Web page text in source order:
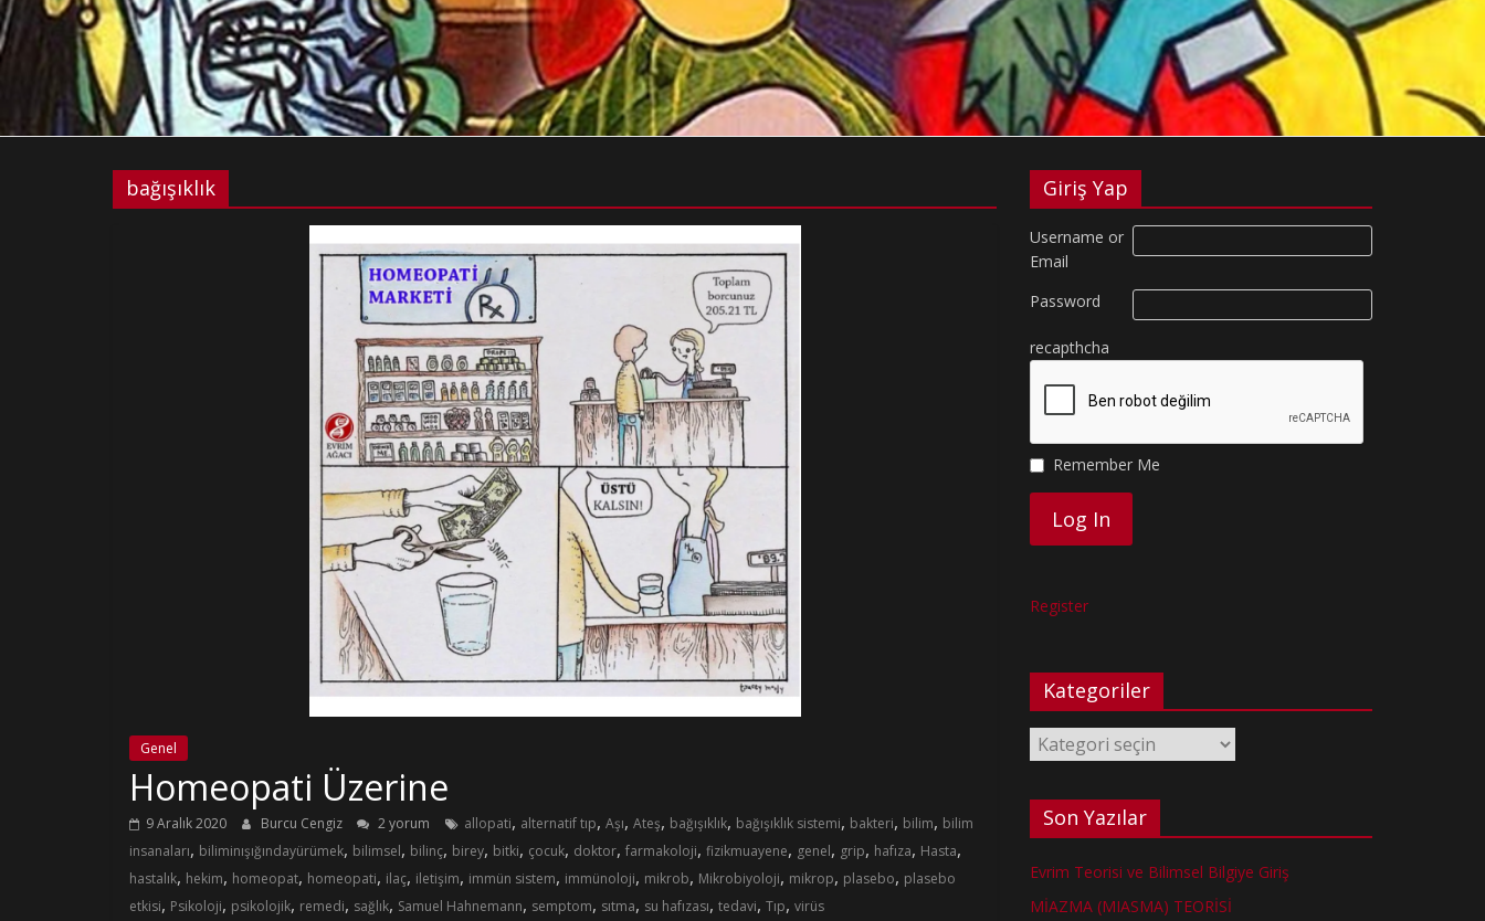
bağışıklık
Genel
Homeopati Üzerine
9 Aralık 2020 Burcu Cengiz 2 yorum allopati, alternatif tıp, Aşı, Ateş, bağışıklık, bağışıklık sistemi, bakteri, bilim, bilim
insanaları, biliminışığındayürümek, bilimsel, bilinç, birey, bitki, çocuk, doktor, farmakoloji, fizikmuayene, genel, grip, hafıza, Hasta,
hastalık, hekim, homeopat, homeopati, ilaç, iletişim, immün sistem, immünoloji, mikrob, Mikrobiyoloji, mikrop, plasebo, plasebo
etkisi, Psikoloji, psikolojik, remedi, sağlık, Samuel Hahnemann, semptom, sıtma, su hafızası, tedavi, Tıp, virüs
Giriş Yap
Username or
Email
Password
recapthcha
Remember Me
Register
Kategoriler
Kategoriler
Son Yazılar
Evrim Teorisi ve Bilimsel Bilgiye Giriş
MİAZMA (MIASMA) TEORİSİ